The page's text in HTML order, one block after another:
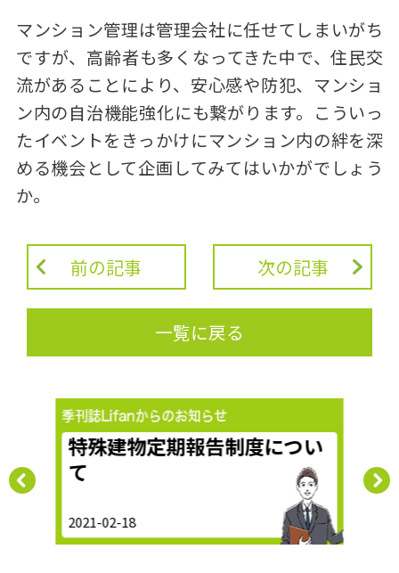
マンション管理は管理会社に任せてしまいがち
ですが、高齢者も多くなってきた中で、住民交
流があることにより、安心感や防犯、マンショ
ン内の自治機能強化にも繋がります。こういっ
たイベントをきっかけにマンション内の絆を深
める機会として企画してみてはいかがでしょう
か。
前の記事 次の記事
一覧に戻る
特殊建物定期報告制度につい
て
2021-02-18
す